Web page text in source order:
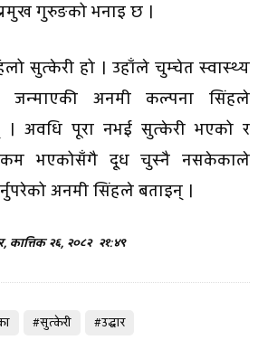
गुरुङको भनाइ छ ।
सुत्केरी हो । उहाँले चुम्चेत स्वास्थ्य
जन्माएकी अनमी कल्पना सिंहले
। अवधि पूरा नभई सुत्केरी भएको र
भएकोसँगै दूध चुस्नै नसकेकाले
अनमी सिंहले बताइन् ।
कात्तिक २६, २०८२ २१:४९
#सुत्केरी #उद्धार